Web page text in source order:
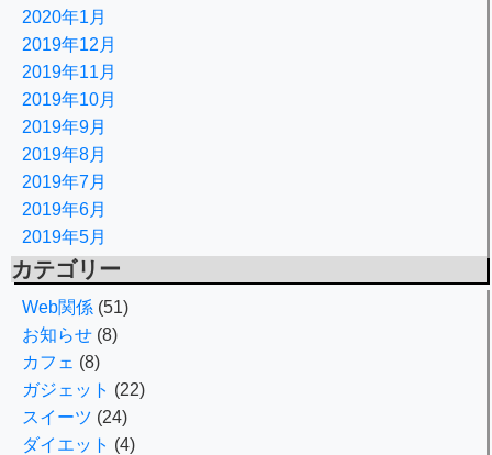
2020年1月
2019年12月
2019年11月
2019年10月
2019年9月
2019年8月
2019年7月
2019年6月
2019年5月
カテゴリー
Web関係 (51)
お知らせ (8)
カフェ (8)
ガジェット (22)
スイーツ (24)
ダイエット (4)